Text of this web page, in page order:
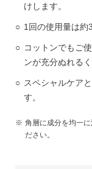
けします。
1回の使用量は約
コットンでもご
ンが充分ぬれる
スペシャルケア
す。
角層に成分を均一
ださい。